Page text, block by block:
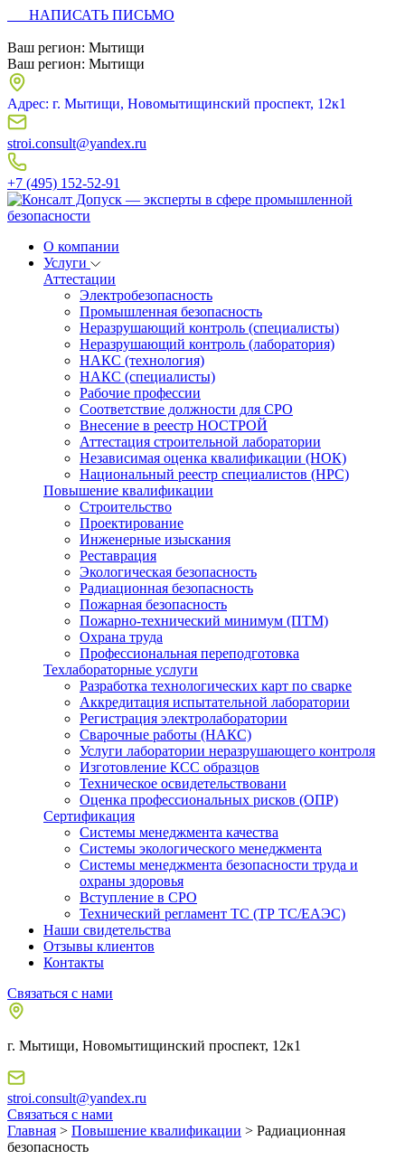
НАПИСАТЬ ПИСЬМО
Ваш регион: Мытищи
Ваш регион: Мытищи
Адрес: г. Мытищи, Новомытищинский проспект, 12к1
stroi.consult@yandex.ru
+7 (495) 152-52-91
О компании
Услуги
Аттестации
Электробезопасность
Промышленная безопасность
Неразрушающий контроль (специалисты)
Неразрушающий контроль (лаборатория)
НАКС (технология)
НАКС (специалисты)
Рабочие профессии
Соответствие должности для СРО
Внесение в реестр НОСТРОЙ
Аттестация строительной лаборатории
Независимая оценка квалификации (НОК)
Национальный реестр специалистов (НРС)
Повышение квалификации
Строительство
Проектирование
Инженерные изыскания
Реставрация
Экологическая безопасность
Радиационная безопасность
Пожарная безопасность
Пожарно-технический минимум (ПТМ)
Охрана труда
Профессиональная переподготовка
Техлабораторные услуги
Разработка технологических карт по сварке
Аккредитация испытательной лаборатории
Регистрация электролаборатории
Сварочные работы (НАКС)
Услуги лаборатории неразрушающего контроля
Изготовление КСС образцов
Техническое освидетельствовани
Оценка профессиональных рисков (ОПР)
Сертификация
Системы менеджмента качества
Системы экологического менеджмента
Системы менеджмента безопасности труда и
охраны здоровья
Вступление в СРО
Технический регламент ТС (ТР ТС/ЕАЭС)
Наши свидетельства
Отзывы клиентов
Контакты
Связаться с нами
г. Мытищи, Новомытищинский проспект, 12к1
stroi.consult@yandex.ru
Связаться с нами
Главная > Повышение квалификации > Радиационная
безопасность